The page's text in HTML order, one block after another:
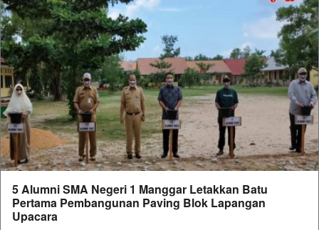
5 Alumni SMA Negeri 1 Manggar Letakkan Batu
Pertama Pembangunan Paving Blok Lapangan
Upacara